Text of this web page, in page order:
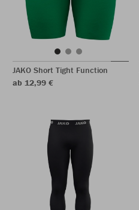
JAKO Short Tight Function
ab 12,99 €